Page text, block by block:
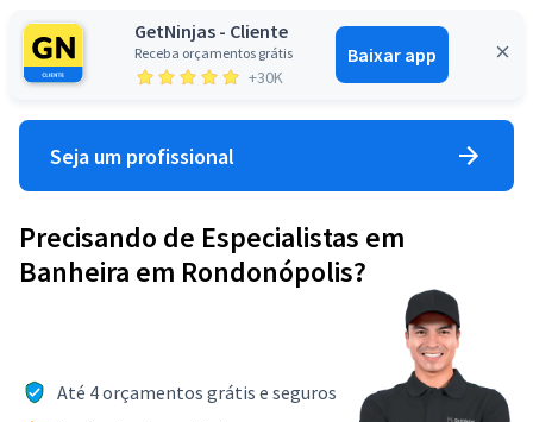
GetNinjas - Cliente
Receba orçamentos grátis
+30K
Baixar app
Entrar
Seja um profissional
Precisando de Especialistas em
Banheira em Rondonópolis?
Até 4 orçamentos grátis e seguros